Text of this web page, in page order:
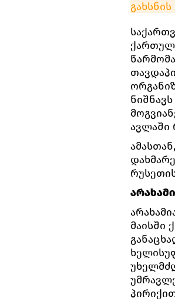
ავლაში
მაისში